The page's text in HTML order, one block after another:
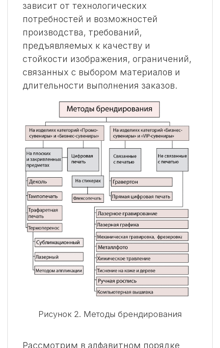
зависит от технологических
потребностей и возможностей
производства, требований,
предъявляемых к качеству и
стойкости изображения, ограничений,
связанных с выбором материалов и
длительности выполнения заказов.
Рисунок 2. Методы брендирования
Рассмотрим в алфавитном порядке